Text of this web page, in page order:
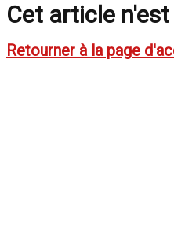
Cet article
Retourner à la page